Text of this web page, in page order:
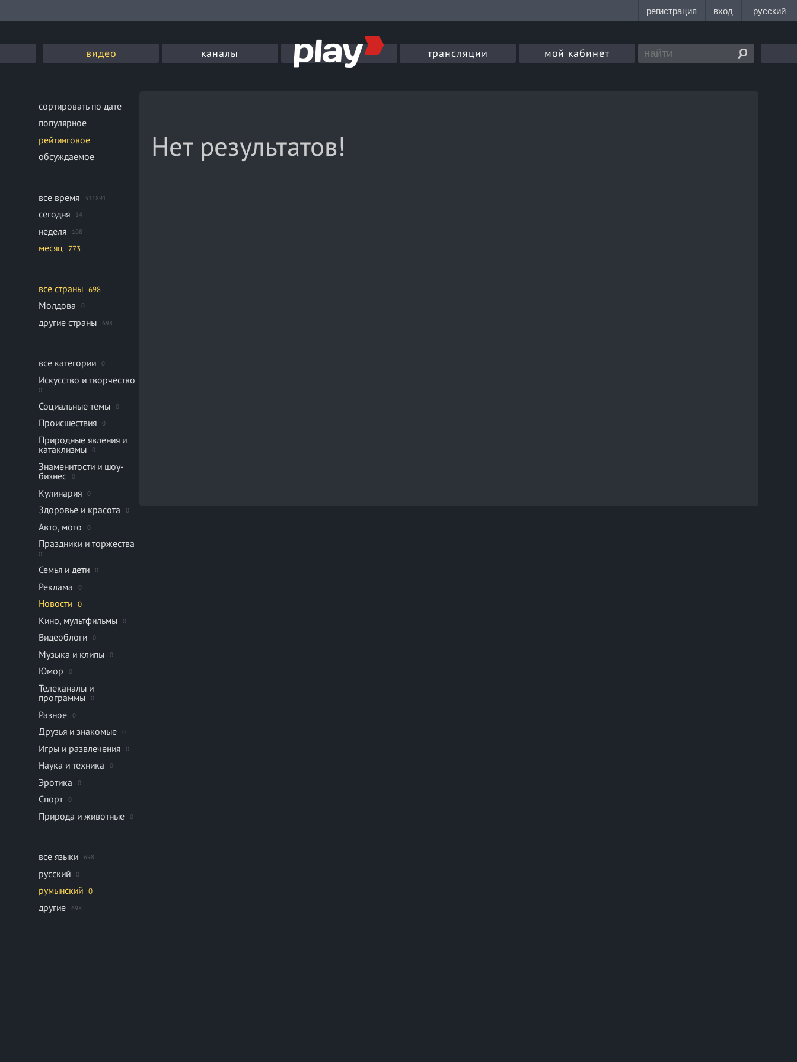
видео каналы трансляции мой кабинет
сортировать по дате
популярное
рейтинговое
обсуждаемое
все время 311891
сегодня 14
неделя 108
месяц 773
все страны 698
Молдова 0
другие страны 698
все категории 0
Искусство и творчество
0
Социальные темы 0
Происшествия 0
Природные явления и
катаклизмы
0
Знаменитости и шоу-
бизнес
0
Кулинария 0
Здоровье и красота 0
Авто, мото 0
Праздники и торжества
0
Семья и дети 0
Реклама 0
Новости 0
Кино, мультфильмы 0
Видеоблоги 0
Музыка и клипы 0
Юмор 0
Телеканалы и
программы
0
Разное 0
Друзья и знакомые 0
Игры и развлечения 0
Наука и техника 0
Эротика 0
Спорт 0
Природа и животные 0
все языки 698
русский 0
румынский 0
другие 698
Нет результатов!